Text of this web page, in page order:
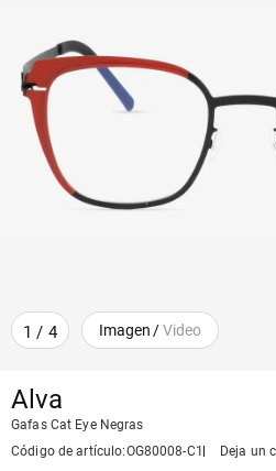
1 / 4 Imagen /Video
Alva
Gafas Cat Eye Negras
Código de artículo:OG80008-C1 Deja un